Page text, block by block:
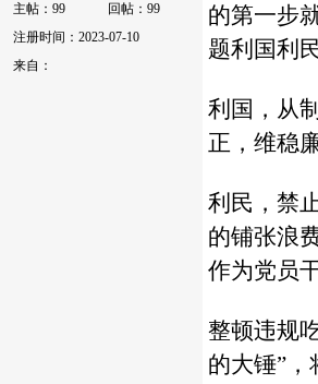
主帖：99
回帖：99
注册时间：2023-07-10
来自：
的第一步
题利国利
利国，从
正，维稳
利民，禁
的铺张浪
作为党员
整顿违规
的大锤”